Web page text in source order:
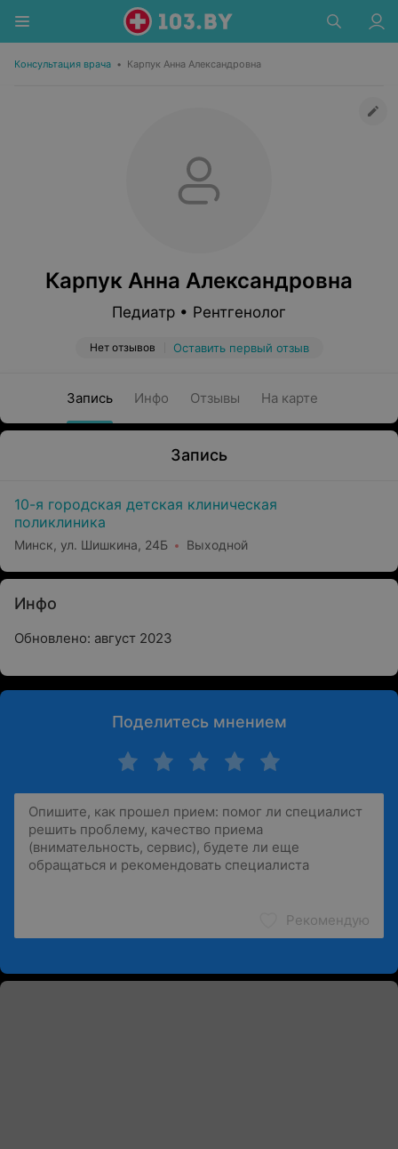
Консультация врача • Карпук Анна Александровна
Карпук Анна Александровна
Педиатр • Рентгенолог
Нет отзывов Оставить первый отзыв
Запись Инфо Отзывы На карте
Запись
10-я городская детская клиническая
поликлиника
Минск, ул. Шишкина, 24Б Выходной
Инфо
Обновлено: август 2023
Поделитесь мнением
Рекомендую